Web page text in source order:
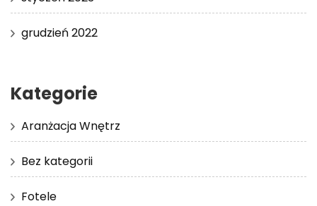
grudzień 2022
Kategorie
Aranżacja Wnętrz
Bez kategorii
Fotele